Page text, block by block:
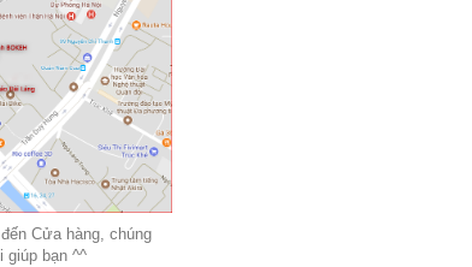
Cửa hàng, chúng
giúp bạn ^^